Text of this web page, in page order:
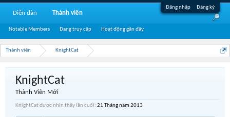
Đăng nhập Đăng ký
Thành viên KnightCat
KnightCat
Thành Viên Mới
KnightCat được nhìn thấy lần cuối: 21 Tháng năm 2013
Diễn đàn Thành viên
Notable Members Đang truy cập Hoạt động gần đây